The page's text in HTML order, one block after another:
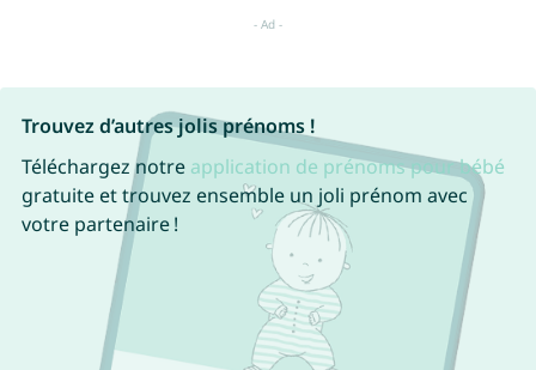
Trouvez d’autres jolis prénoms !
Téléchargez notre application de prénoms pour bébé
gratuite et trouvez ensemble un joli prénom avec
votre partenaire !